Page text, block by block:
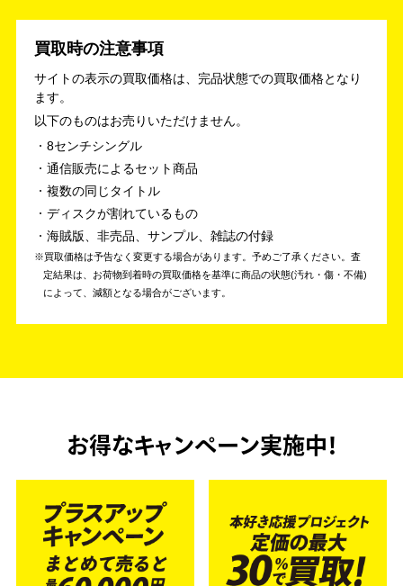
買取時の注意事項
サイトの表示の買取価格は、完品状態での買取価格となり
ます。
以下のものはお売りいただけません。
8センチシングル
通信販売によるセット商品
複数の同じタイトル
ディスクが割れているもの
海賊版、非売品、サンプル、雑誌の付録
買取価格は予告なく変更する場合があります。予めご了承ください。 査
定結果は、お荷物到着時の買取価格を基準に商品の状態(汚れ・傷・不備)
によって、減額となる場合がございます。
お得なキャンペーン実施中！